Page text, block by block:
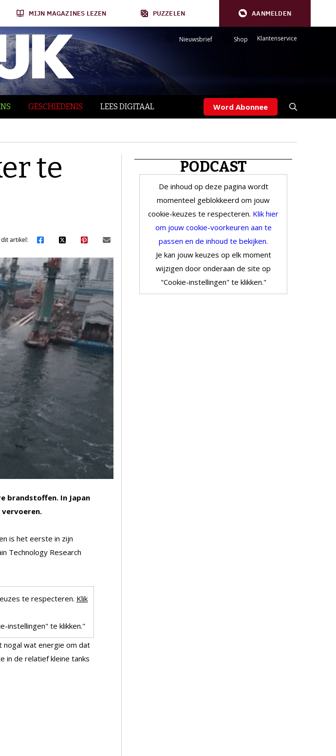
MIJN MAGAZINES LEZEN PUZZELEN AANMELDEN
Nieuwsbrief Shop Klantenservice
GESCHIEDENIS LEES DIGITAAL Word Abonnee
te
artikel:
brandstoffen. In Japan
is het eerste in zijn
Technology Research
te respecteren. Klik
instellingen" te klikken."
nogal wat energie om dat
in de relatief kleine tanks
PODCAST
De inhoud op deze pagina wordt
momenteel geblokkeerd om jouw
cookie-keuzes te respecteren. Klik hier
om jouw cookie-voorkeuren aan te
passen en de inhoud te bekijken.
Je kan jouw keuzes op elk moment
wijzigen door onderaan de site op
"Cookie-instellingen" te klikken."